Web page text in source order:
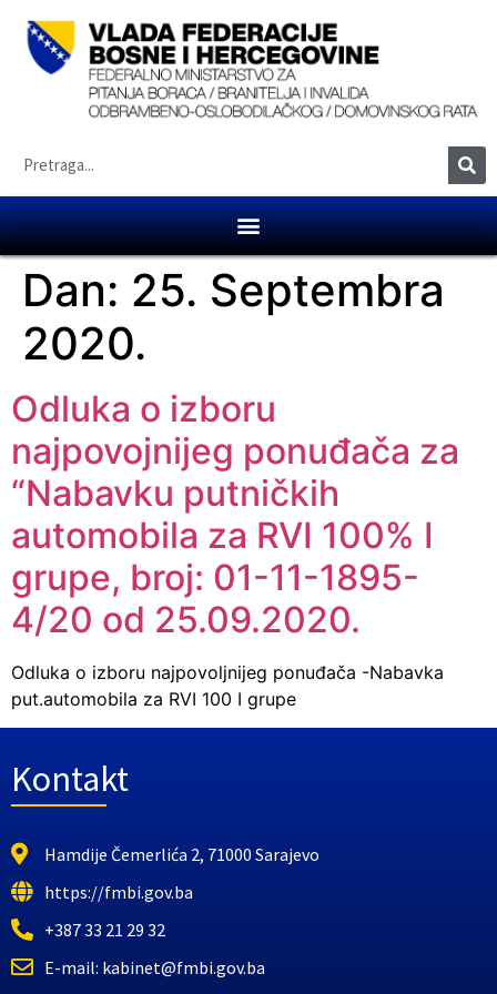
Dan: 25. Septembra
2020.
Odluka o izboru
najpovojnijeg ponuđača za
“Nabavku putničkih
automobila za RVI 100% I
grupe, broj: 01-11-1895-
4/20 od 25.09.2020.
Odluka o izboru najpovoljnijeg ponuđača -Nabavka
put.automobila za RVI 100 I grupe
Kontakt
Hamdije Čemerlića 2, 71000 Sarajevo
https://fmbi.gov.ba
+387 33 21 29 32
E-mail: kabinet@fmbi.gov.ba